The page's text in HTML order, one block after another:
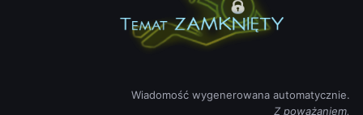
Wiadomość wygenerowana automatycznie.
Z poważaniem,